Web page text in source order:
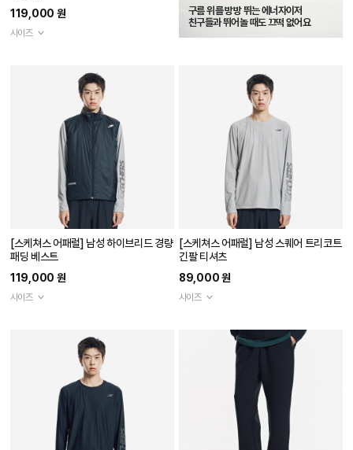
119,000 원
사이즈
구름 위를 방방 뛰는 에너자이저
친구들과 뛰어놀 때도 끄떡 없어요
[스케쳐스 어패럴] 남성 하이브리드 경량
패딩 베스트
119,000 원
사이즈
[스케쳐스 어패럴] 남성 스퀘어 트리코트
긴팔 티셔츠
89,000 원
사이즈